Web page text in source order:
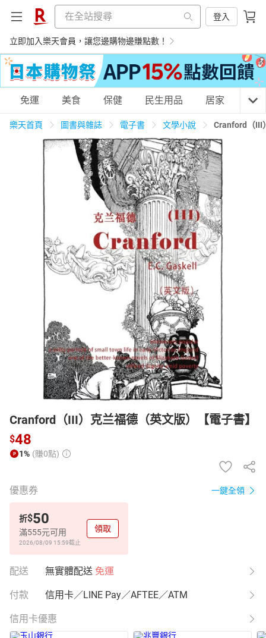
登入
立即加入樂天會員，讓您邊購物邊賺點數！
購物網分類
天天免運 美食蛋糕 養生保健 民生用品
3C家電 運動休閒 親子玩具
女裝 男裝 化妝保養 情趣用品
日本購物
免運 美食 保健 民生用品 居家 3C
樂天首頁 圖書與雜誌 電子書 文學小說 Cranford（III
Cranford（III）克兰福德（英文版）【電子書】
$48
1% (賺0點)
優惠券 一鍵全領
折$50
滿555元可用
2026/08/09 15:59截止
領取
配送 無實體配送 免運
付款 信用卡／LINE Pay／AFTEE／ATM
信用卡優惠